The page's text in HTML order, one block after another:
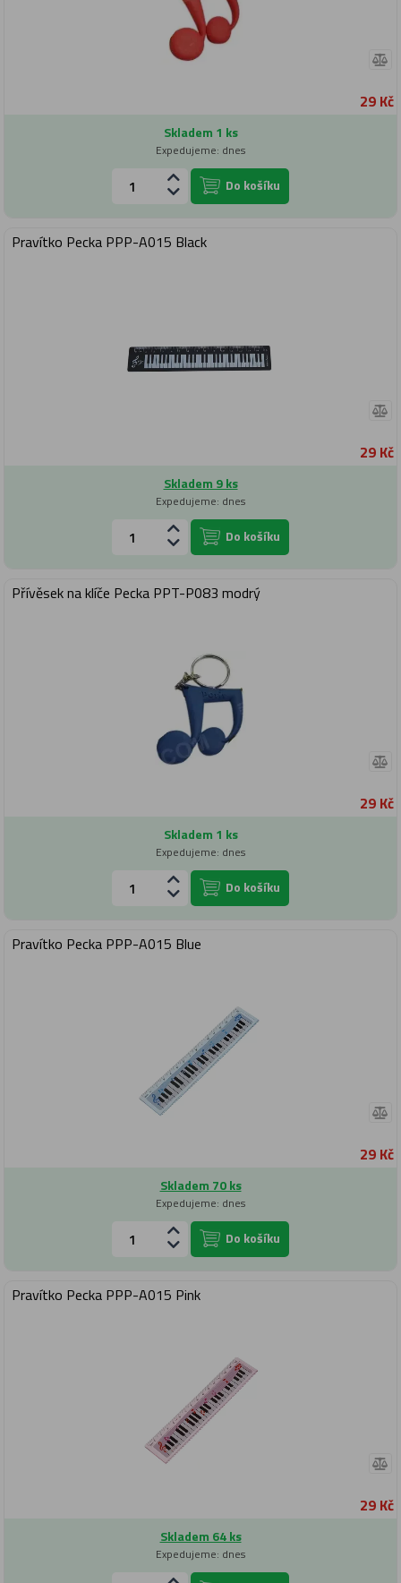
29 Kč
Skladem 1 ks
Expedujeme: dnes
Do košíku
Pravítko Pecka PPP-A015 Black
29 Kč
Skladem 9 ks
Expedujeme: dnes
Do košíku
Přívěsek na klíče Pecka PPT-P083 modrý
29 Kč
Skladem 1 ks
Expedujeme: dnes
Do košíku
Pravítko Pecka PPP-A015 Blue
29 Kč
Skladem 70 ks
Expedujeme: dnes
Do košíku
Pravítko Pecka PPP-A015 Pink
29 Kč
Skladem 64 ks
Expedujeme: dnes